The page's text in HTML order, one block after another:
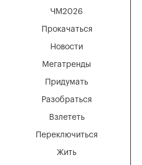
Мегатренды
Придумать
Разобраться
Взлететь
Новости
Переключиться
Жить
ЧМ2026
Прокачаться